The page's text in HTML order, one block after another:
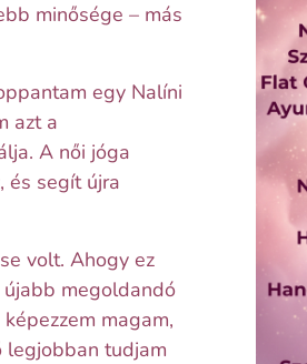
minősége – más
egy Nalíni
azt a
A női jóga
és segít újra
volt. Ahogy ez
megoldandó
magam,
legjobban tudjam